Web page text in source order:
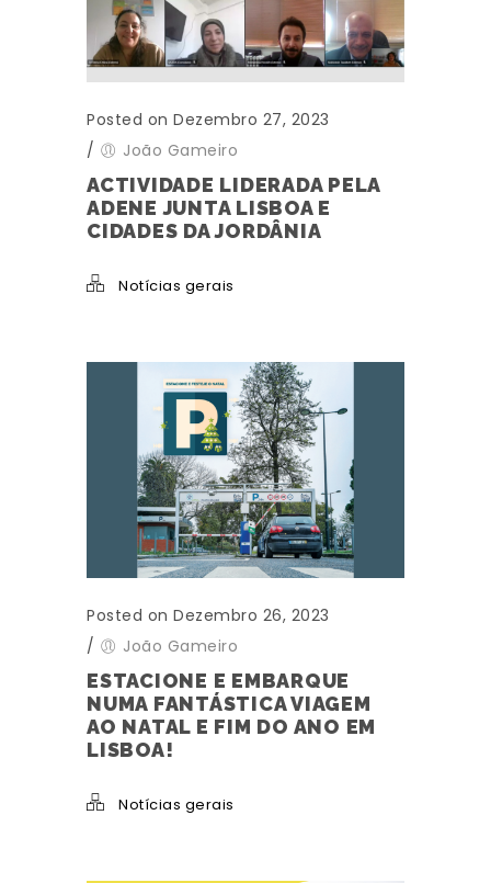
Posted on Dezembro 27, 2023
/
João Gameiro
ACTIVIDADE LIDERADA PELA
ADENE JUNTA LISBOA E
CIDADES DA JORDÂNIA
Notícias gerais
Posted on Dezembro 26, 2023
/
João Gameiro
ESTACIONE E EMBARQUE
NUMA FANTÁSTICA VIAGEM
AO NATAL E FIM DO ANO EM
LISBOA!
Notícias gerais